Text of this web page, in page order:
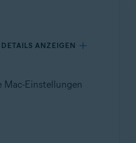
DETAILS ANZEIGEN
Mac-Einstellungen